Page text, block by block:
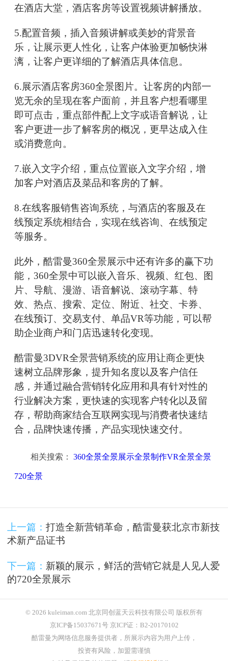
在酒店大堂，酒店客房等设置视频讲解播放。
5.配置音频，插入音频讲解或美妙的背景音
乐，让展示更人性化，让客户体验更加畅快淋
漓，让客户更详细的了解酒店具体信息。
6.展示酒店客房360全景图片。让客房的内部一
览无余的呈现在客户面前，并且客户想看哪里
即可点击，重点部件配上文字或语音解说，让
客户更进一步了解客房的概况，更早达成入住
或消费意向。
7.嵌入文字介绍，重点位置嵌入文字介绍，增
加客户对酒店及菜品和客房的了解。
8.在线客服销售咨询系统，与酒店的客服及在
线预定系统相结合，实现在线咨询、在线预定
等服务。
此外，酷雷曼360全景展示中还有许多的赢下功
能，360全景中可以嵌入音乐、视频、红包、图
片、导航、漫游、语音解说、滚动字幕、特
效、热点、搜索、定位、附近、社交、卡券、
在线预订、交易支付、单品VR等功能，可以帮
助企业商户和门店迅速转化变现。
酷雷曼3DVR全景营销系统的应用让商企更快
速树立品牌形象，提升知名度以及客户信任
感，并通过融合营销转化应用和具有针对性的
行业解决方案，更快速的实现客户转化以及留
存，帮助商家结合互联网实现与消费者快速结
合，品牌快速传播，产品实现快速交付。
相关搜索： 360全景全景展示全景制作VR全景全景
720全景
上一篇： 打造全新营销革命，酷雷曼获北京市新技
术新产品证书
下一篇： 新颖的展示，鲜活的营销它就是人见人爱
的720全景展示
© 2026 kuleiman.com 北京同创蓝天云科技有限公司 版权所有
京ICP备15037671号 京ICP证：B2-20170102
酷雷曼为网络信息服务提供者，所展示内容为用户上传，
投资有风险，加盟需谨慎